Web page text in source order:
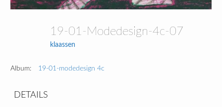
19-01-Modedesign-4c-07
klaassen
Album: 19-01-modedesign 4c
DETAILS